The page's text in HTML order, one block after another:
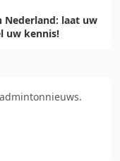
Nederland: laat uw
uw kennis!